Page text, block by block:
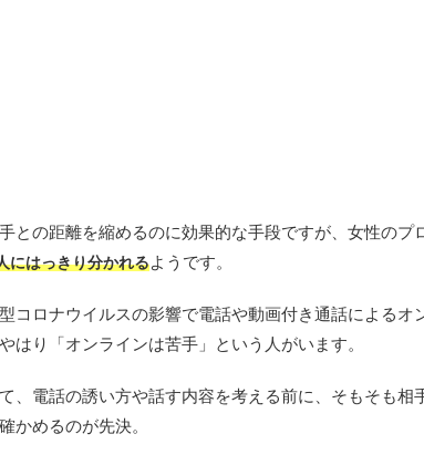
との距離を縮めるのに効果的な手段ですが、女性のプ
にはっきり分かれるようです。
コロナウイルスの影響で電話や動画付き通話によるオ
はり「オンラインは苦手」という人がいます。
、電話の誘い方や話す内容を考える前に、そもそも相
かめるのが先決。